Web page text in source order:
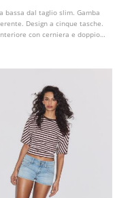
bassa dal taglio slim. Gamba
Design a cinque tasche.
con cerniera e doppio